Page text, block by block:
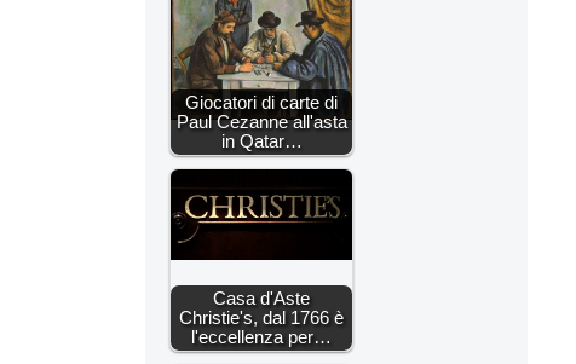
Giocatori di carte di
Paul Cezanne all'asta
in Qatar…
Casa d'Aste
Christie's, dal 1766 è
l'eccellenza per…